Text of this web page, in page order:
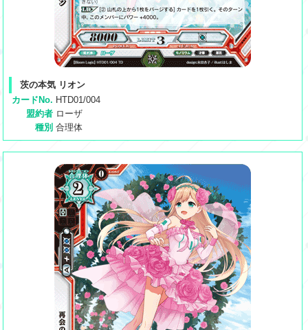
茨の本気 リオン
カードNo. HTD01/004
盟約者 ローザ
種別 合理体